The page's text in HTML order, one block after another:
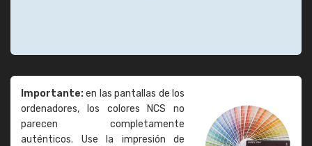
Importante:en las pantallas de los
ordenadores, los colores NCS no
parecen completamente
auténticos. Use la impresión de